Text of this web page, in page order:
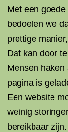
Met een
bedoelen we
prettige
Dat kan door
Mensen haken
pagina is
Een website
weinig
bereikbaar zijn.